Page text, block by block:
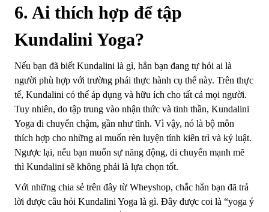
6. Ai thích hợp để tập
Kundalini Yoga?
Nếu bạn đã biết Kundalini là gì, hẳn bạn đang tự hỏi ai là
người phù hợp với trường phái thực hành cụ thể này. Trên thực
tế, Kundalini có thể áp dụng và hữu ích cho tất cả mọi người.
Tuy nhiên, do tập trung vào nhận thức và tinh thần, Kundalini
Yoga di chuyển chậm, gần như tĩnh. Vì vậy, nó là bộ môn
thích hợp cho những ai muốn rèn luyện tính kiên trì và kỷ luật.
Ngược lại, nếu bạn muốn sự năng động, di chuyển mạnh mẽ
thì Kundalini sẽ không phải là lựa chọn tốt.
Với những chia sẻ trên đây từ Wheyshop, chắc hẳn bạn đã trả
lời được câu hỏi Kundalini Yoga là gì. Đây được coi là “yoga ý